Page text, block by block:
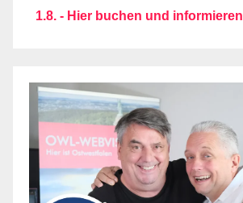
1.8. - Hier buchen und informieren